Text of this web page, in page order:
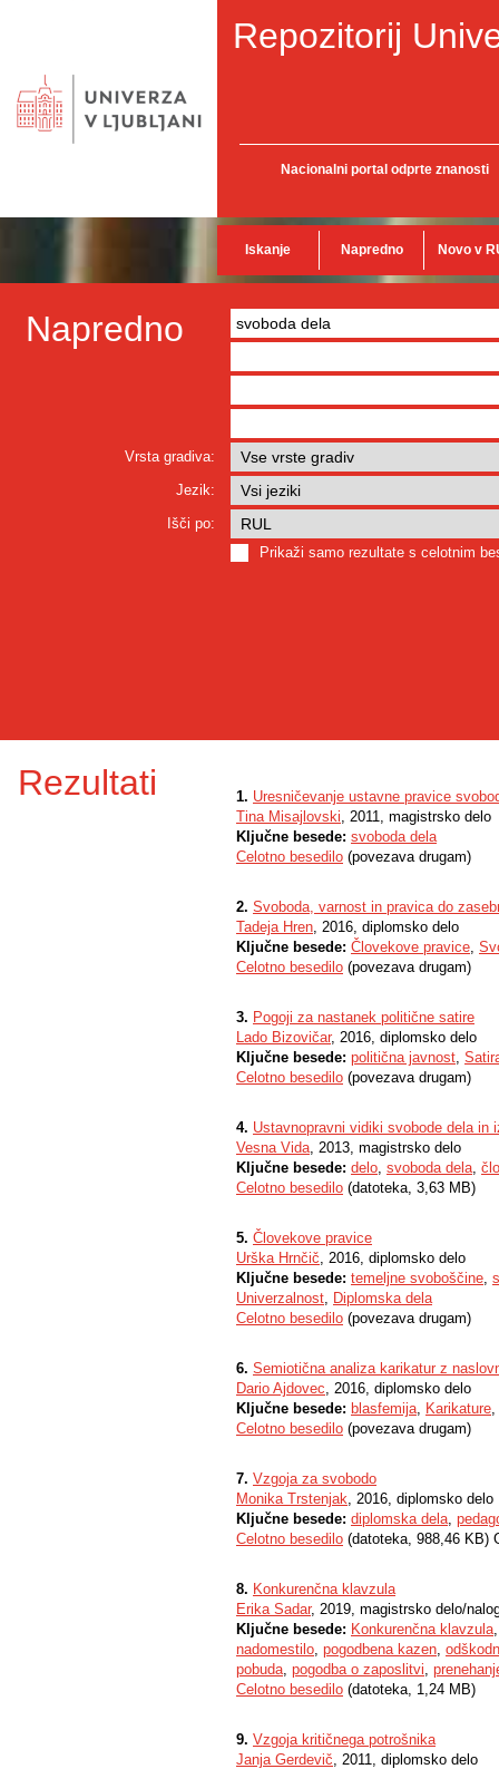
Repozitorij
Nacionalni portal odprte znanosti
Iskanje Napredno Novo v
Napredno
Vrsta gradiva:
Jezik:
Išči po:
Prikaži samo rezultate s celotnim
Rezultati 1. Uresničevanje ustavne pravice
Tina Misajlovski, 2011, magistrsko delo
Ključne besede: svoboda dela
Celotno besedilo (povezava drugam)
2. Svoboda, varnost in pravica do
Tadeja Hren, 2016, diplomsko delo
Ključne besede: Človekove pravice,
Celotno besedilo (povezava drugam)
3. Pogoji za nastanek politične satire
Lado Bizovičar, 2016, diplomsko delo
Ključne besede: politična javnost,
Celotno besedilo (povezava drugam)
4. Ustavnopravni vidiki svobode dela in
Vesna Vida, 2013, magistrsko delo
Ključne besede: delo, svoboda dela,
Celotno besedilo (datoteka, 3,63 MB)
5. Človekove pravice
Urška Hrnčič, 2016, diplomsko delo
Ključne besede: temeljne svoboščine,
Univerzalnost, Diplomska dela
Celotno besedilo (povezava drugam)
6. Semiotična analiza karikatur z
Dario Ajdovec, 2016, diplomsko delo
Ključne besede: blasfemija, Karikature,
Celotno besedilo (povezava drugam)
7. Vzgoja za svobodo
Monika Trstenjak, 2016, diplomsko delo
Ključne besede: diplomska dela,
Celotno besedilo (datoteka, 988,46 KB)
8. Konkurenčna klavzula
Erika Sadar, 2019, magistrsko delo/
Ključne besede: Konkurenčna klavzula
nadomestilo, pogodbena kazen,
pobuda, pogodba o zaposlitvi,
Celotno besedilo (datoteka, 1,24 MB)
9. Vzgoja kritičnega potrošnika
Janja Gerdevič, 2011, diplomsko delo